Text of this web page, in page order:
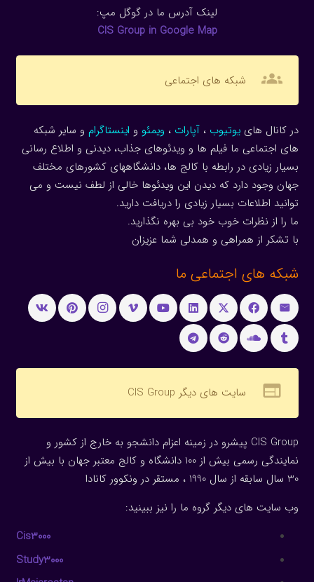
لینک آدرس ما در گوگل مپ:
CIS Group in Google Map
groups شبکه های اجتماعی
در کانال هاییوتیوب ، آپارات ، ویمئو و اینستاگرام و سایر شبکه
های اجتماعی ما فیلم ها و ویدئوهای جذاب، دیدنی و اطلاع رسانی
بسیار زیادی در رابطه با کالج ها، دانشگاههای کشورهای مختلف
جهان وجود دارد که دیدن این ویدئوها خالی از لطف نیست و می
توانید اطلاعات بسیار زیادی را دریافت دارید.
ما را از نظرات خوب خود بی بهره نگذارید.
با تشکر از همراهی و همدلی شما عزیزان
شبکه های اجتماعی ما
web سایت های دیگر CIS Group
CIS Group پیشرو در زمینه اعزام دانشجو به خارج از کشور و
نمایندگی رسمی بیش از 100 دانشگاه و کالج معتبر جهان با بیش از
30 سال سابقه از سال 1990 ، مستقر در ونکوور کانادا
وب سایت های دیگر گروه ما را نیز ببینید:
Cis3000
Study3000